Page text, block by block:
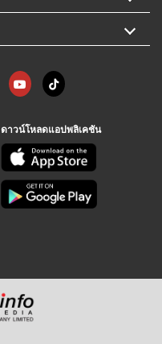
ดาวน์โหลดแอปพลิเคชัน